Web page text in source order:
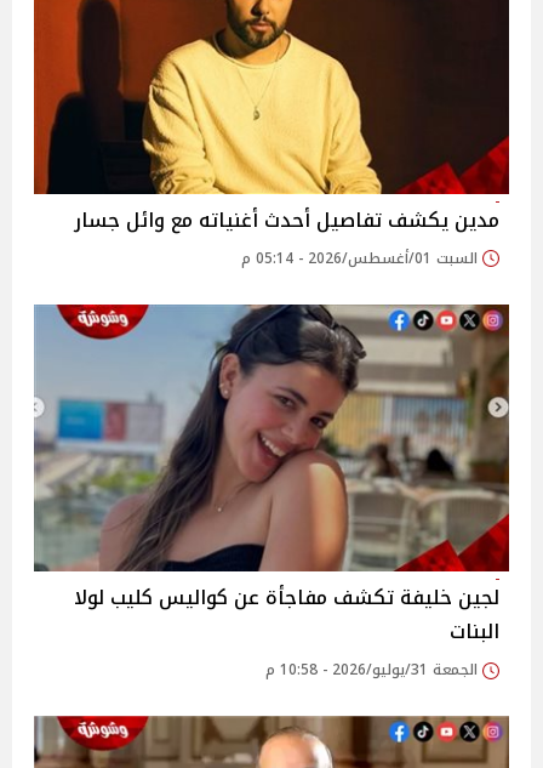
مدين يكشف تفاصيل أحدث أغنياته مع وائل جسار
السبت 01/أغسطس/2026 - 05:14 م
لجين خليفة تكشف مفاجأة عن كواليس كليب لولا
البنات
الجمعة 31/يوليو/2026 - 10:58 م